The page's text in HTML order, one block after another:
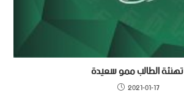
تهنئة الطالب ممو سعيدة
2021-01-17